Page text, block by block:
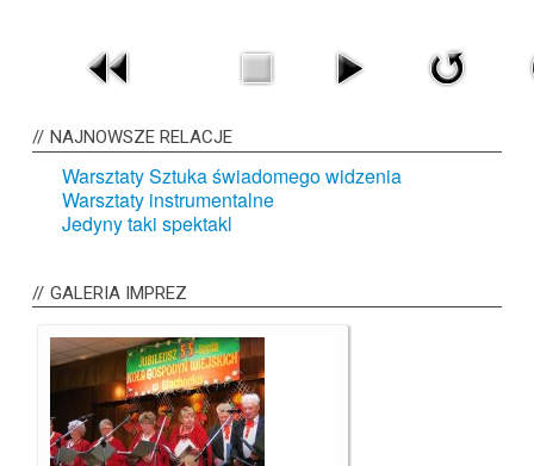
NAJNOWSZERELACJE
Warsztaty Sztuka świadomego widzenia
Warsztaty instrumentalne
Jedyny taki spektakl
GALERIAIMPREZ